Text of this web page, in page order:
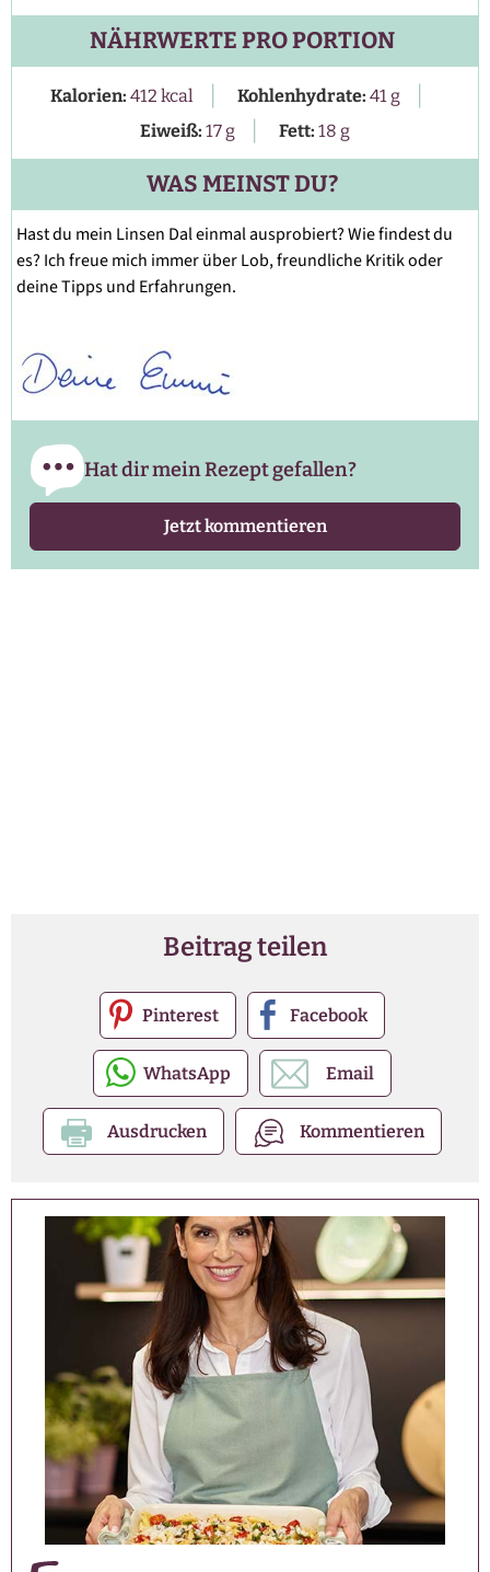
NÄHRWERTE PRO PORTION
Kalorien: 412 kcal | Kohlenhydrate: 41g |
Eiweiß: 17g | Fett: 18 g
WAS MEINST DU?
Hast du mein Linsen Dal einmal ausprobiert? Wie findest du
es? Ich freue mich immer über Lob, freundliche Kritik oder
deine Tipps und Erfahrungen.
Hat dir mein Rezept gefallen?
Jetzt kommentieren
Beitrag teilen
Pinterest Facebook
WhatsApp Email
Ausdrucken Kommentieren